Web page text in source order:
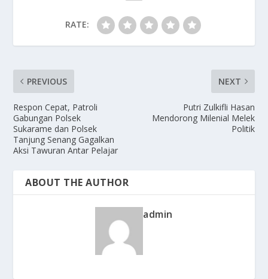
RATE:
PREVIOUS
Respon Cepat, Patroli
Gabungan Polsek
Sukarame dan Polsek
Tanjung Senang Gagalkan
Aksi Tawuran Antar Pelajar
NEXT
Putri Zulkifli Hasan
Mendorong Milenial Melek
Politik
ABOUT THE AUTHOR
admin